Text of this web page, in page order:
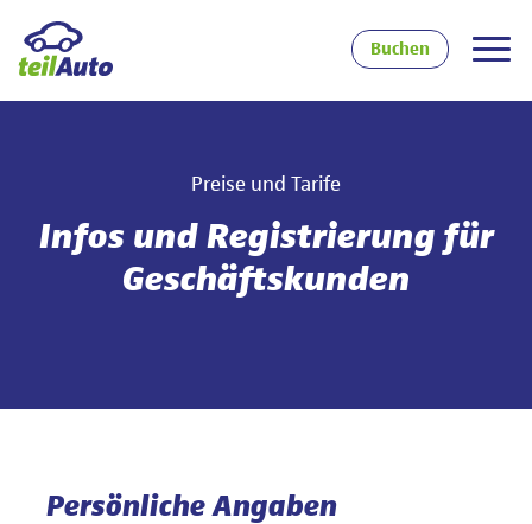
Buchen
Preise und Tarife
Infos und Registrierung für
Geschäftskunden